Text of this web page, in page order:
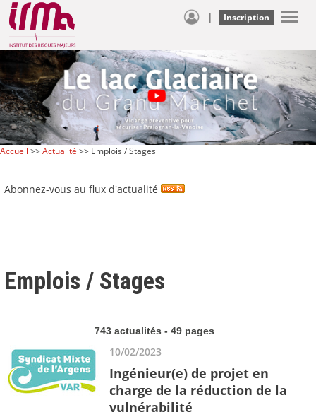
| Inscription
Accueil >>Actualité >> Emplois / Stages
Abonnez-vous au flux d'actualité
Emplois / Stages
743 actualités - 49 pages
10/02/2023
Ingénieur(e) de projet en
charge de la réduction de la
vulnérabilité